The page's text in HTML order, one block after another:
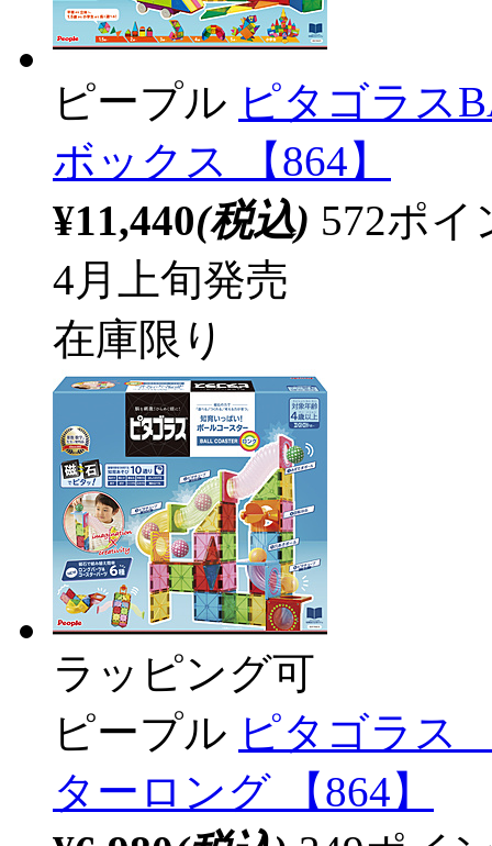
ピープル ピタゴラス
ボックス 【864】
¥11,440(税込) 572ポ
4月上旬発売
在庫限り
ラッピング可
ピープル ピタゴラス
ターロング 【864】